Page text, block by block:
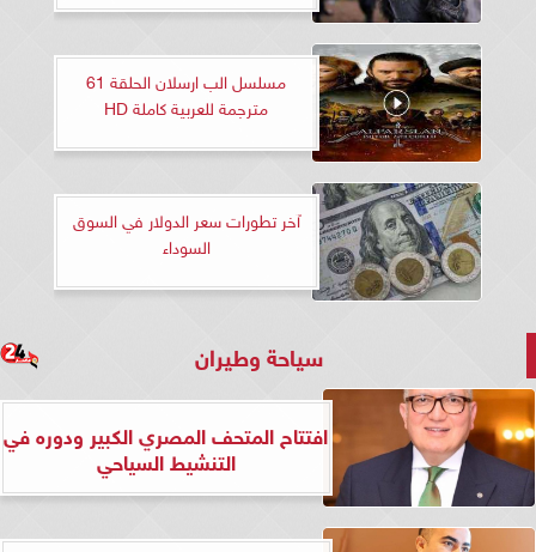
مسلسل الب ارسلان الحلقة 61
مترجمة للعربية كاملة HD
آخر تطورات سعر الدولار في السوق
السوداء
سياحة وطيران
افتتاح المتحف المصري الكبير ودوره في
التنشيط السياحي